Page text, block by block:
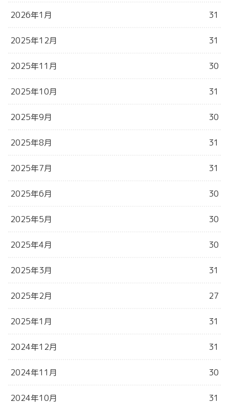
2026年1月 31
2025年12月 31
2025年11月 30
2025年10月 31
2025年9月 30
2025年8月 31
2025年7月 31
2025年6月 30
2025年5月 30
2025年4月 30
2025年3月 31
2025年2月 27
2025年1月 31
2024年12月 31
2024年11月 30
2024年10月 31